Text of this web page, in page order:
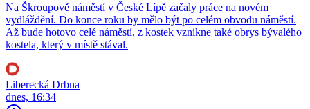
Na Škroupově náměstí v České Lípě začaly práce na novém
vydláždění. Do konce roku by mělo být po celém obvodu náměstí.
Až bude hotovo celé náměstí, z kostek vznikne také obrys bývalého
kostela, který v místě stával.
Liberecká Drbna
dnes, 16:34